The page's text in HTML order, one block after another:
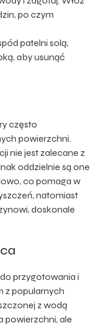
po czym
patelni solą,
aby usunąć
często
powierzchni.
nie jest zalecane z
oddzielnie są one
co pomaga w
natomiast
doskonale
przygotowania i
z popularnych
z wodą
powierzchni, ale